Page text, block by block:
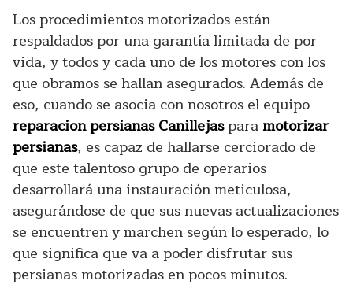
Los procedimientos motorizados están
respaldados por una garantía limitada de por
vida, y todos y cada uno de los motores con los
que obramos se hallan asegurados. Además de
eso, cuando se asocia con nosotros el equipo
reparacion persianas Canillejasparamotorizar
persianas, es capaz de hallarse cerciorado de
que este talentoso grupo de operarios
desarrollará una instauración meticulosa,
asegurándose de que sus nuevas actualizaciones
se encuentren y marchen según lo esperado, lo
que significa que va a poder disfrutar sus
persianas motorizadas en pocos minutos.